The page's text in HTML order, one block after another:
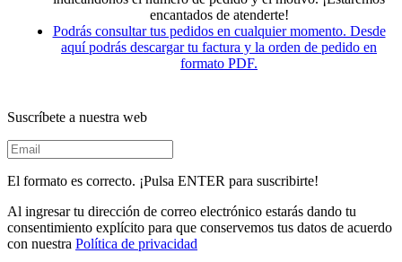
encantados de atenderte!
Podrás consultar tus pedidos en cualquier momento. Desde
aquí podrás descargar tu factura y la orden de pedido en
formato PDF.
Suscríbete a nuestra web
El formato es correcto. ¡Pulsa ENTER para suscribirte!
Al ingresar tu dirección de correo electrónico estarás dando tu
consentimiento explícito para que conservemos tus datos de acuerdo
con nuestra Política de privacidad